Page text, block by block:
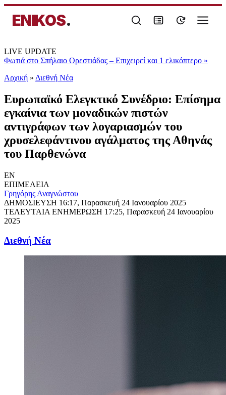
ENIKOS.
LIVE UPDATE
Φωτιά στο Σπήλαιο Ορεστιάδας – Επιχειρεί και 1 ελικόπτερο »
Αρχική » Διεθνή Νέα
Ευρωπαϊκό Ελεγκτικό Συνέδριο: Επίσημα
εγκαίνια των μοναδικών πιστών
αντιγράφων των λογαριασμών του
χρυσελεφάντινου αγάλματος της Αθηνάς
του Παρθενώνα
EN
ΕΠΙΜΕΛΕΙΑ
Γρηγόρης Αναγνώστου
ΔΗΜΟΣΙΕΥΣΗ 16:17, Παρασκευή 24 Ιανουαρίου 2025
ΤΕΛΕΥΤΑΙΑ ΕΝΗΜΕΡΩΣΗ 17:25, Παρασκευή 24 Ιανουαρίου
2025
Διεθνή Νέα